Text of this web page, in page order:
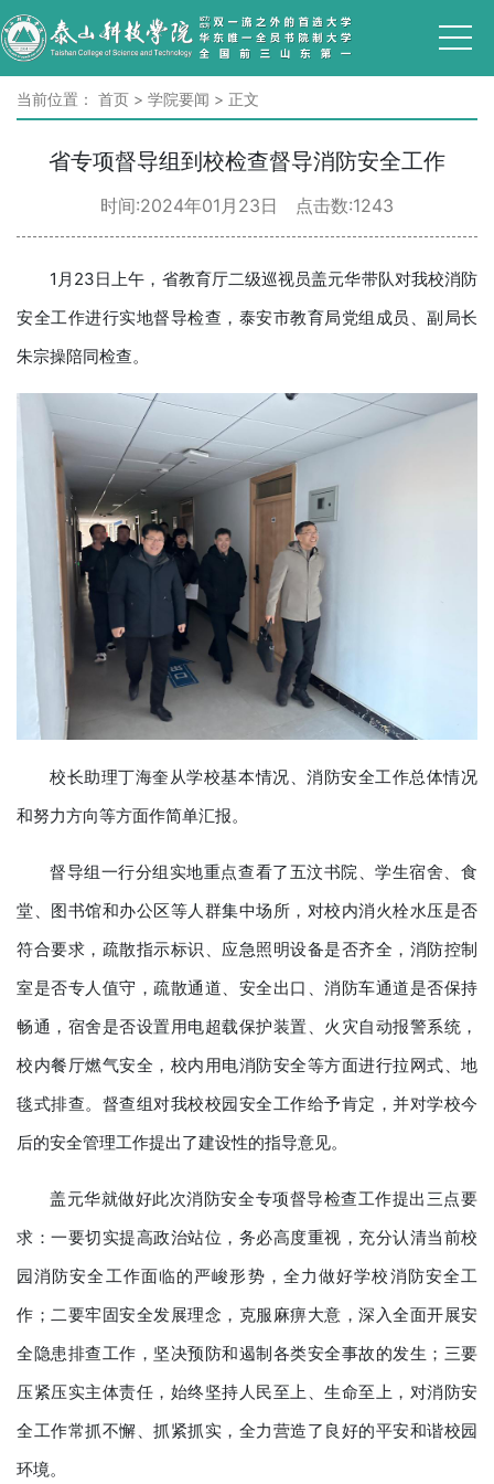
当前位置： 首页 > 学院要闻 > 正文
省专项督导组到校检查督导消防安全工作
时间:2024年01月23日 点击数:1243
1月23日上午，省教育厅二级巡视员盖元华带队对我校消防
安全工作进行实地督导检查，泰安市教育局党组成员、副局长
朱宗操陪同检查。
校长助理丁海奎从学校基本情况、消防安全工作总体情况
和努力方向等方面作简单汇报。
督导组一行分组实地重点查看了五汶书院、学生宿舍、食
堂、图书馆和办公区等人群集中场所，对校内消火栓水压是否
符合要求，疏散指示标识、应急照明设备是否齐全，消防控制
室是否专人值守，疏散通道、安全出口、消防车通道是否保持
畅通，宿舍是否设置用电超载保护装置、火灾自动报警系统，
校内餐厅燃气安全，校内用电消防安全等方面进行拉网式、地
毯式排查。督查组对我校校园安全工作给予肯定，并对学校今
后的安全管理工作提出了建设性的指导意见。
盖元华就做好此次消防安全专项督导检查工作提出三点要
求：一要切实提高政治站位，务必高度重视，充分认清当前校
园消防安全工作面临的严峻形势，全力做好学校消防安全工
作；二要牢固安全发展理念，克服麻痹大意，深入全面开展安
全隐患排查工作，坚决预防和遏制各类安全事故的发生；三要
压紧压实主体责任，始终坚持人民至上、生命至上，对消防安
全工作常抓不懈、抓紧抓实，全力营造了良好的平安和谐校园
环境。